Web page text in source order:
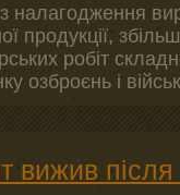
налагодження
продукції,
робіт
озброєнь і
після